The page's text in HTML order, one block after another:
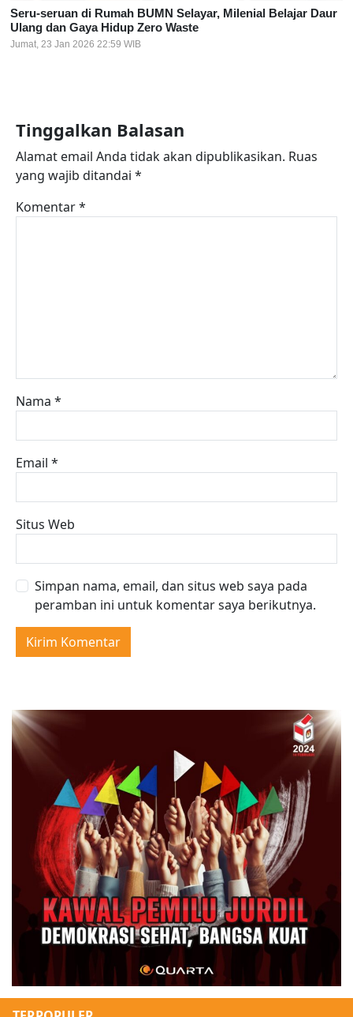
Seru-seruan di Rumah BUMN Selayar, Milenial Belajar Daur
Ulang dan Gaya Hidup Zero Waste
Jumat, 23 Jan 2026 22:59 WIB
Tinggalkan Balasan
Alamat email Anda tidak akan dipublikasikan. Ruas
yang wajib ditandai *
Komentar*
Nama *
Email *
Situs Web
Simpan nama, email, dan situs web saya pada
peramban ini untuk komentar saya berikutnya.